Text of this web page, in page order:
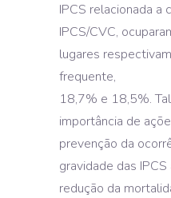
IPCS relacionada
IPCS/CVC,
lugares
frequente,
18,7% e 18,5%.
importância de
prevenção da
gravidade das
redução da